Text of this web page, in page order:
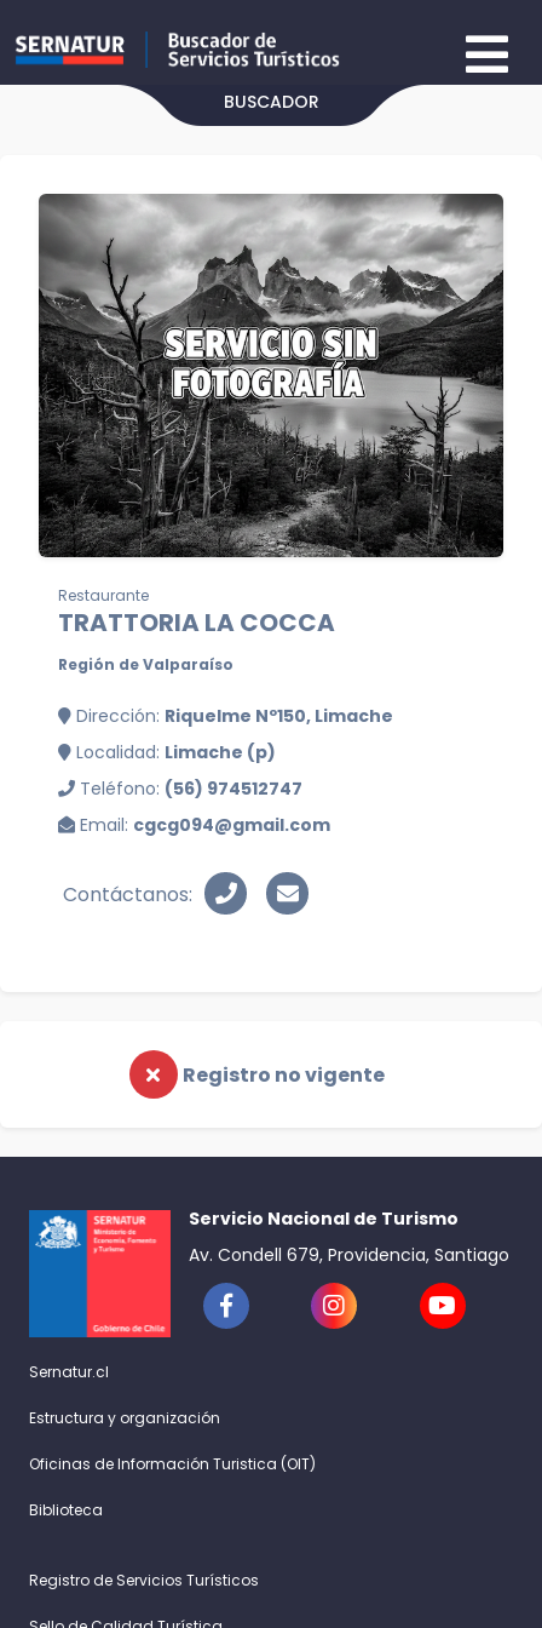
BUSCADOR
Restaurante
TRATTORIA LA COCCA
Región de Valparaíso
Dirección: Riquelme Nº150, Limache
Localidad: Limache (p)
Teléfono: (56) 974512747
Email: cgcg094@gmail.com
Contáctanos:
Registro no vigente
Servicio Nacional de Turismo
Av. Condell 679, Providencia, Santiago
Sernatur.cl
Estructura y organización
Oficinas de Información Turistica (OIT)
Biblioteca
Registro de Servicios Turísticos